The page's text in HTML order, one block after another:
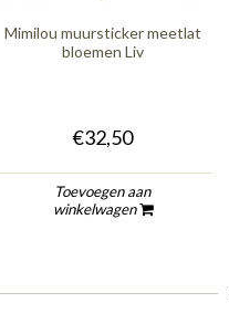
Mimilou muursticker meetlat
bloemen Liv
€32,50
Toevoegen aan
winkelwagen